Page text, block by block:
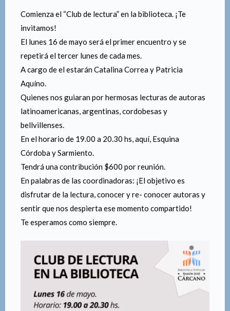
Comienza el “Club de lectura” en la biblioteca. ¡Te
invitamos!
El lunes 16 de mayo será el primer encuentro y se
repetirá el tercer lunes de cada mes.
A cargo de el estarán Catalina Correa y Patricia
Aquíno.
Quienes nos guiaran por hermosas lecturas de autoras
latinoamericanas, argentinas, cordobesas y
bellvillenses.
En el horario de 19.00 a 20.30 hs, aquí, Esquina
Córdoba y Sarmiento.
Tendrá una contribución $600 por reunión.
En palabras de las coordinadoras: ¡El objetivo es
disfrutar de la lectura, conocer y re- conocer autoras y
sentir que nos despierta ese momento compartido!
Te esperamos como siempre.